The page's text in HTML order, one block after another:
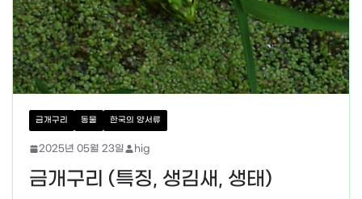
금개구리 동물 한국의 양서류
2025년 05월 23일 hig
금개구리 (특징, 생김새, 생태)